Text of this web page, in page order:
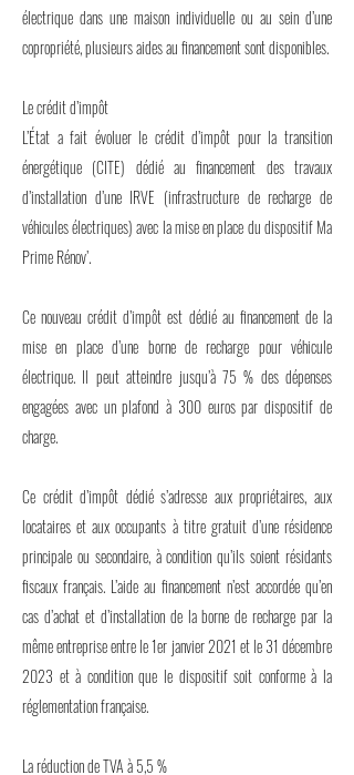
électrique dans une maison individuelle ou au sein d’une
copropriété, plusieurs aides au financement sont disponibles.
Le crédit d’impôt
L’État a fait évoluer le crédit d’impôt pour la transition
énergétique (CITE) dédié au financement des travaux
d’installation d’une IRVE (infrastructure de recharge de
véhicules électriques) avec la mise en place du dispositif Ma
Prime Rénov’.
Ce nouveau crédit d’impôt est dédié au financement de la
mise en place d’une borne de recharge pour véhicule
électrique. Il peut atteindre jusqu’à 75 % des dépenses
engagées avec un plafond à 300 euros par dispositif de
charge.
Ce crédit d’impôt dédié s’adresse aux propriétaires, aux
locataires et aux occupants à titre gratuit d’une résidence
principale ou secondaire, à condition qu’ils soient résidants
fiscaux français. L’aide au financement n’est accordée qu’en
cas d’achat et d’installation de la borne de recharge par la
même entreprise entre le 1er janvier 2021 et le 31 décembre
2023 et à condition que le dispositif soit conforme à la
réglementation française.
La réduction de TVA à 5,5 %